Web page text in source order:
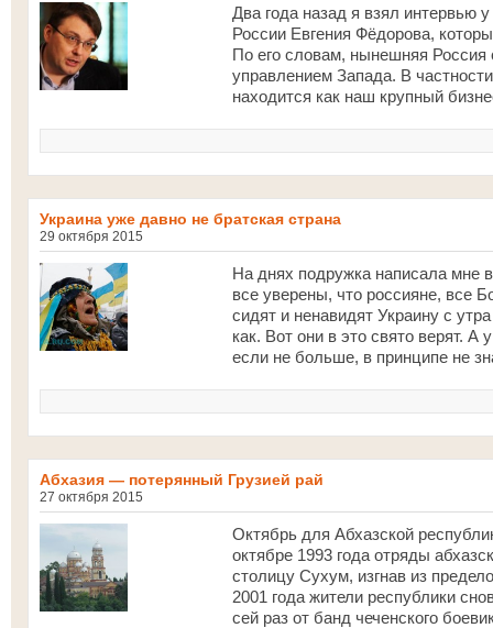
Два года назад я взял интервью
России Евгения Фёдорова,
По его словам, нынешняя Россия
управлением Запада. В
находится как наш крупный
Украина уже давно не братская страна
29 октября 2015
На днях подружка написала мне
все уверены, что россияне, все
сидят и ненавидят Украину с
как. Вот они в это свято верят.
если не больше, в принципе не
Абхазия — потерянный Грузией рай
27 октября 2015
Октябрь для Абхазской
октябре 1993 года отряды
столицу Сухум, изгнав из
2001 года жители республики
сей раз от банд чеченского